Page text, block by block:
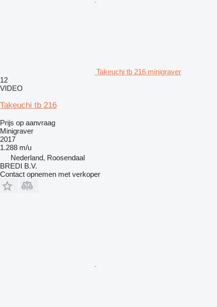
Takeuchi tb 216 minigraver
12
VIDEO
Takeuchi tb 216
Prijs op aanvraag
Minigraver
2017
1.288 m/u
Nederland, Roosendaal
BREDI B.V.
Contact opnemen met verkoper